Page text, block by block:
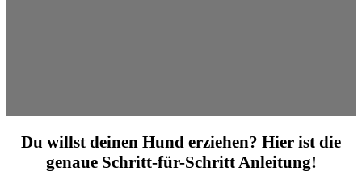
Du willst deinen Hund erziehen? Hier ist die
genaue Schritt-für-Schritt Anleitung!